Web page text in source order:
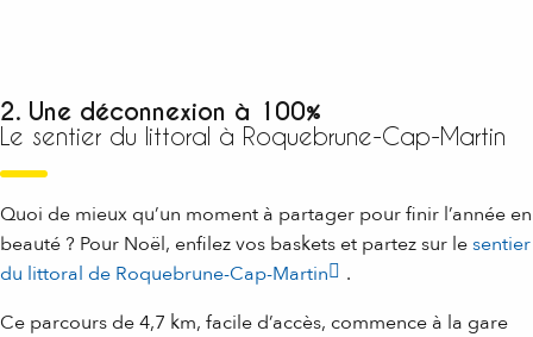
2. Une déconnexion à 100%
Le sentier du littoral à Roquebrune-Cap-Martin
Quoi de mieux qu’un moment à partager pour finir l’année en
beauté ? Pour Noël, enfilez vos baskets et partez sur lesentier
du littoral de Roquebrune-Cap-Martin
.
Ce parcours de 4,7 km, facile d’accès, commence à la gare